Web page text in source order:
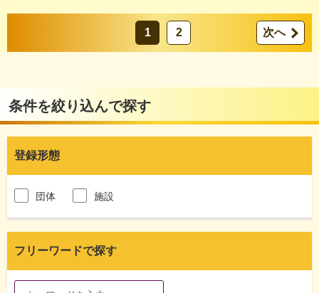
1 2 次へ
条件を絞り込んで探す
登録形態
団体 施設
フリーワードで探す